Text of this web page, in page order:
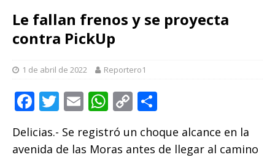
Le fallan frenos y se proyecta
contra PickUp
1 de abril de 2022 Reportero1
F
c
T
it
E
ai
W
h
at
C
p m
Delicias.- Se registró un choque alcance en la
avenida de las Moras antes de llegar al camino